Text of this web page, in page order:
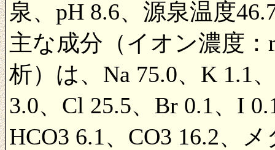
泉、pH 8.6、源泉温度
主な成分（イオン濃度：
析）は、Na 75.0、K 1.1
3.0、Cl 25.5、Br 0.1、I
HCO3 6.1、CO3 16.2、